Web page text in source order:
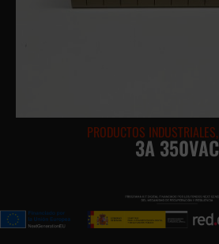
PRODUCTOS INDUSTRIALES,
3A 350VAC